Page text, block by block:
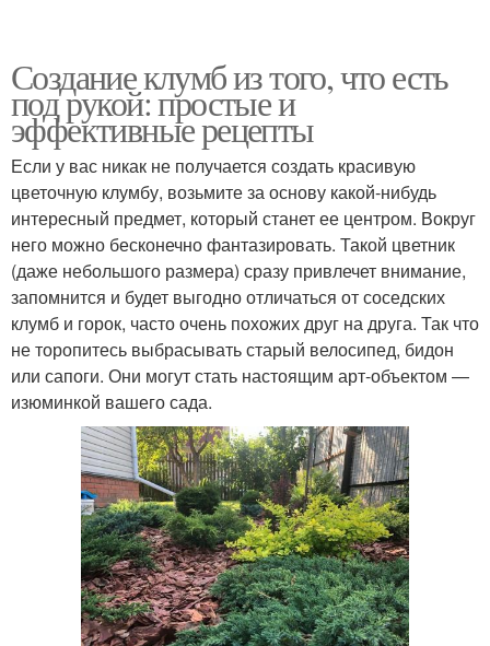
Создание клумб из того, что есть
под рукой: простые и
эффективные рецепты
Если у вас никак не получается создать красивую
цветочную клумбу, возьмите за основу какой-нибудь
интересный предмет, который станет ее центром. Вокруг
него можно бесконечно фантазировать. Такой цветник
(даже небольшого размера) сразу привлечет внимание,
запомнится и будет выгодно отличаться от соседских
клумб и горок, часто очень похожих друг на друга. Так что
не торопитесь выбрасывать старый велосипед, бидон
или сапоги. Они могут стать настоящим арт-объектом —
изюминкой вашего сада.